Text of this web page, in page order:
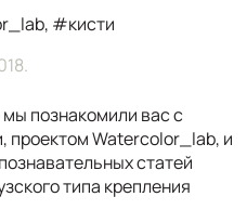
#кисти
.
познакомили вас с
проектом Watercolor_lab, и
статей
типа крепления